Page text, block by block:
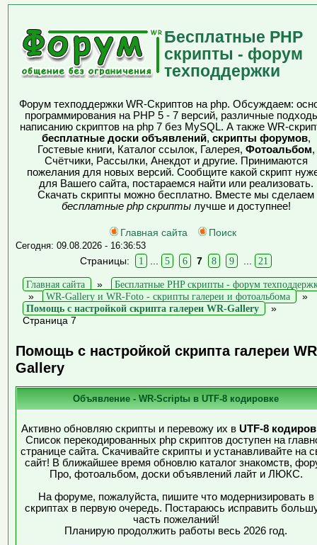
Бесплатные PHP
скрипты - форум
техподдержки
Форум техподдержки WR-Скриптов на php. Обсуждаем:
программирования на PHP 5 - 7 версий, различные
написанию скриптов на php 7 без MySQL. А также WR-
бесплатные доски объявлений, скрипты форумов,
Гостевые книги, Каталог ссылок, Галерея, Фотоальбом,
Счётчики, Рассылки, Анекдот и другие. Принимаются
пожелания для новых версий. Сообщите какой скрипт
для Вашего сайта, постараемся найти или реализовать.
Скачать скрипты можно бесплатно. Вместе мы сделаем
бесплатные php скриптылучше и доступнее!
Главная сайта Поиск
Сегодня: 09.08.2026 - 16:36:53
Страницы: 1 5 6 7 8 9 21
Главная сайта »
Бесплатные PHP скрипты - форум
»
WR-Gallery и WR-Foto - скрипты галереи и фотоальбома
»
Помощь с настройкой скрипта галереи WR-Gallery
»
Страница 7
Помощь с настройкой скрипта галереи
Gallery
Объявление - WR-Scriptы в UTF-8 кодировке
Активно обновляю скрипты и перевожу их в UTF-8
Список перекодированных php скриптов доступен на
странице сайта. Скачивайте скрипты и устанавливайте на
сайт! В ближайшее время обновлю каталог знакомств,
Про, фотоальбом, доски объявлений лайт и ЛЮКС.
На форуме, пожалуйста, пишите что модернизировать в
скриптах в первую очередь. Постараюсь исправить
часть пожеланий!
Планирую продолжить работы весь 2026 год.